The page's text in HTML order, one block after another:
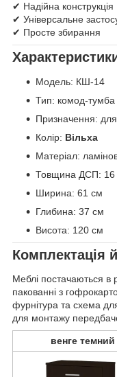
✔ Надійна конструкція
✔ Універсальне
✔ Просте збирання
Модель: КШ-14
Тип: комод-тумба
Призначення:
Колір: Вільха
Матеріал:
Товщина ДСП:
Ширина: 61 см
Глибина: 37 см
Висота: 120 см
Комплектація
Меблі постачаються в
пакованні з
фурнітура та схема
для монтажу
венге темний